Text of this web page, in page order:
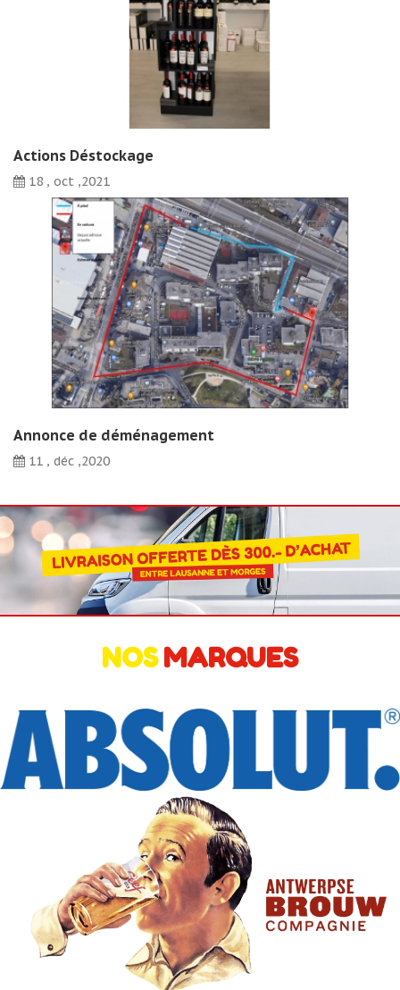
Actions Déstockage
18 , oct ,2021
Annonce de déménagement
11 , déc ,2020
NOSMARQUES